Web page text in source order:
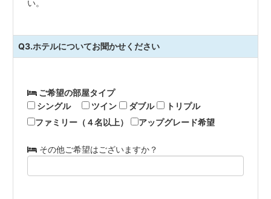
い。
Q3.ホテルについてお聞かせください
ご希望の部屋タイプ
シングル
ツイン ダブル
トリプル
ファミリー（４名以上）
アップグレード希望
その他ご希望はございますか？